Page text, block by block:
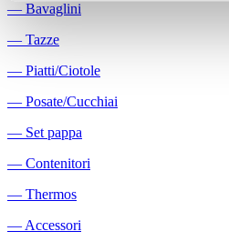
― Bavaglini
― Tazze
― Piatti/Ciotole
― Posate/Cucchiai
― Set pappa
― Contenitori
― Thermos
― Accessori